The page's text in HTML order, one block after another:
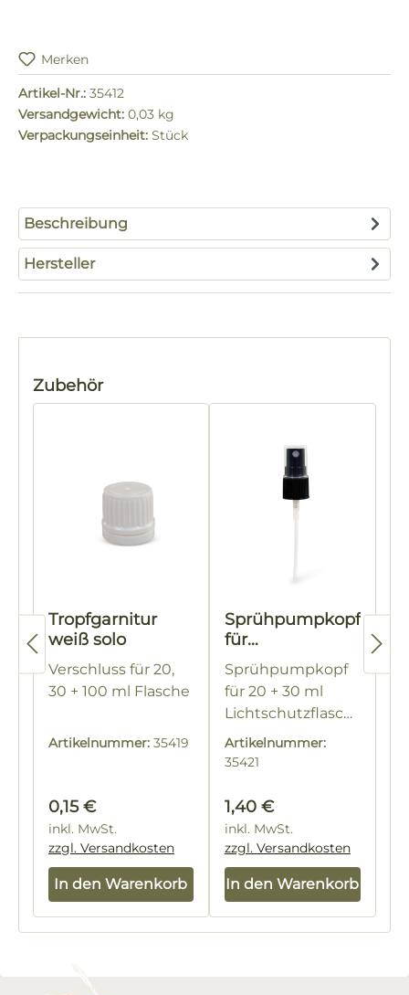
Merken
Artikel-Nr.: 35412
Versandgewicht: 0,03 kg
Verpackungseinheit: Stück
Beschreibung
Hersteller
Produktgalerie überspringen
Zubehör
Tropfgarnitur
weiß solo
Verschluss für 20,
30 + 100 ml Flasche
Artikelnummer: 35419
Regulärer Preis:
0,15 €
inkl. MwSt.
zzgl. Versandkosten
In den Warenkorb
Sprühpumpkopf
für
Lichtschutzflasc
he
Sprühpumpkopf
für 20 + 30 ml
Lichtschutzflasch
e
Artikelnummer:
35421
Regulärer Preis:
1,40 €
inkl. MwSt.
zzgl. Versandkosten
In den Warenkorb